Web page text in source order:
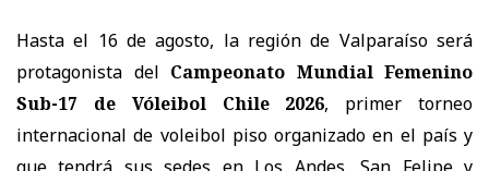
Hasta el 16 de agosto, la región de Valparaíso será
protagonista del Campeonato Mundial Femenino
Sub-17 de Vóleibol Chile 2026, primer torneo
internacional de voleibol piso organizado en el país y